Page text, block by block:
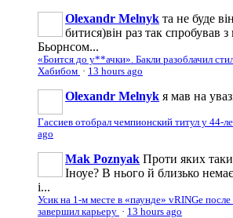
Olexandr Melnyk та не буде
битися)він раз так спробував
Бьорнсом...
«Боится до у**ачки». Бакли разоблачил
Хабибом · 13 hours ago
Olexandr Melnyk я мав на
Гассиев отобрал чемпионский титул у 44-
ago
Mak Poznyak Проти яких
Іноуе? В нього й близько
і...
Усик на 1-м месте в «паунде» vRINGe
завершил карьеру · 13 hours ago